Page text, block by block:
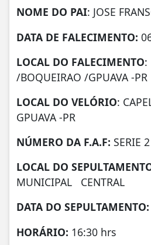
NOME DO PAI: JOSE
DATA DE FALECIMENTO:
LOCAL DO FALECIMENTO:
/BOQUEIRAO /GPUAVA -PR
LOCAL DO VELÓRIO:
GPUAVA -PR
NÚMERO DA F.A.F: SERIE
LOCAL DO
MUNICIPAL CENTRAL
DATA DO SEPULTAMENTO:
HORÁRIO: 16:30 hrs